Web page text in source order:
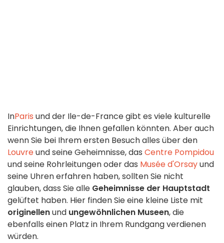
InParis und der Ile-de-France gibt es viele kulturelle
Einrichtungen, die Ihnen gefallen könnten. Aber auch
wenn Sie bei Ihrem ersten Besuch alles über den
Louvreund seine Geheimnisse, das Centre Pompidou
und seine Rohrleitungen oder das Musée d'Orsayund
seine Uhren erfahren haben, sollten Sie nicht
glauben, dass Sie alle Geheimnisse der Hauptstadt
gelüftet haben. Hier finden Sie eine kleine Liste mit
originellenund ungewöhnlichen Museen, die
ebenfalls einen Platz in Ihrem Rundgang verdienen
würden.